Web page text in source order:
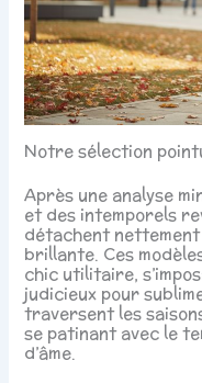
Notre sélection
Après une analyse
et des intemporels
détachent
brillante. Ces
chic utilitaire,
judicieux pour
traversent les
se patinant avec le
d’âme.